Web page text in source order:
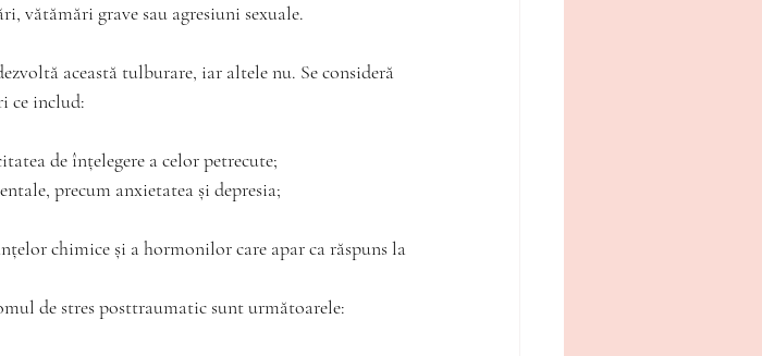
vătămări grave sau agresiuni sexuale.
această tulburare, iar altele nu. Se consideră
ce includ:
de înțelegere a celor petrecute;
precum anxietatea și depresia;
chimice și a hormonilor care apar ca răspuns la
de stres posttraumatic sunt următoarele: